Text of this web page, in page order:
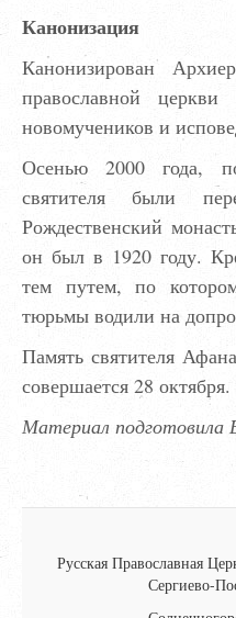
Канонизация
Канонизирован
православной
новомучеников и
Осенью 2000 года,
святителя были
Рождественский
он был в 1920 году.
тем путем, по
тюрьмы водили на
Память святителя
совершается 28 октября.
Материал подготовила
Русская Православная
Сергиево-